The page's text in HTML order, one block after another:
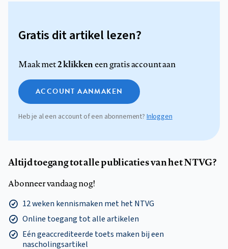
Gratis dit artikel lezen?
Maak met2 klikkeneen gratis account aan
ACCOUNT AANMAKEN
Heb je al een account of een abonnement? Inloggen
Altijd toegang tot alle publicaties van het NTVG?
Abonneer vandaag nog!
12 weken kennismaken met het NTVG
Online toegang tot alle artikelen
Eén geaccrediteerde toets maken bij een
nascholingsartikel